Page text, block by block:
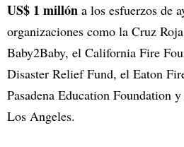
US$ 1 millón a los esfuerzos de
organizaciones como la Cruz
Baby2Baby, el California Fire
Disaster Relief Fund, el Eaton
Pasadena Education
Los Angeles.